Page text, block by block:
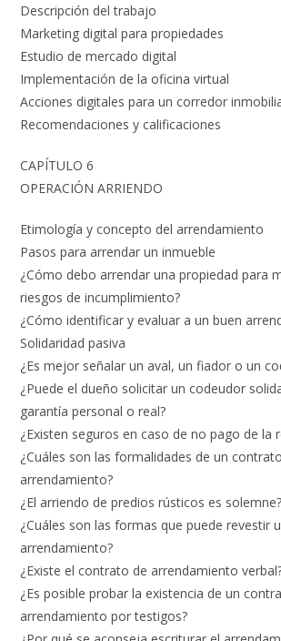
Descripción del trabajo
Marketing digital para propiedades
Estudio de mercado digital
Implementación de la oficina virtual
Acciones digitales para un corredor
Recomendaciones y calificaciones
CAPÍTULO 6
OPERACIÓN ARRIENDO
Etimología y concepto del arrendamiento
Pasos para arrendar un inmueble
¿Cómo debo arrendar una propiedad para
riesgos de incumplimiento?
¿Cómo identificar y evaluar a un buen
Solidaridad pasiva
¿Es mejor señalar un aval, un fiador o un
¿Puede el dueño solicitar un codeudor
garantía personal o real?
¿Existen seguros en caso de no pago de la
¿Cuáles son las formalidades de un
arrendamiento?
¿El arriendo de predios rústicos es solemne?
¿Cuáles son las formas que puede revestir
arrendamiento?
¿Existe el contrato de arrendamiento
¿Es posible probar la existencia de un
arrendamiento por testigos?